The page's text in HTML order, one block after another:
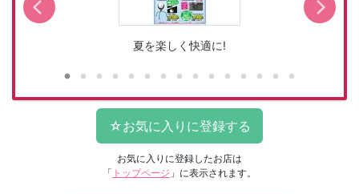
夏を楽しく快適に!
お気に入りに登録したお店は
「 トップページ 」に表示されます。